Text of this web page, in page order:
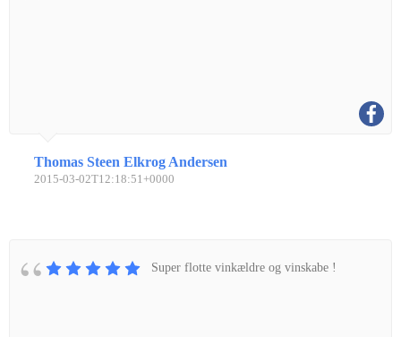
Thomas Steen Elkrog Andersen
2015-03-02T12:18:51+0000
Super flotte vinkældre og vinskabe !